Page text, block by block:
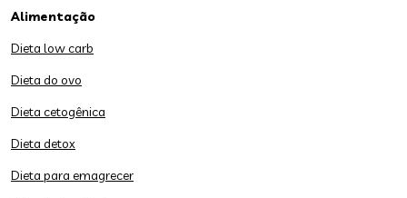
Alimentação
Dieta low carb
Dieta do ovo
Dieta cetogênica
Dieta detox
Dieta para emagrecer